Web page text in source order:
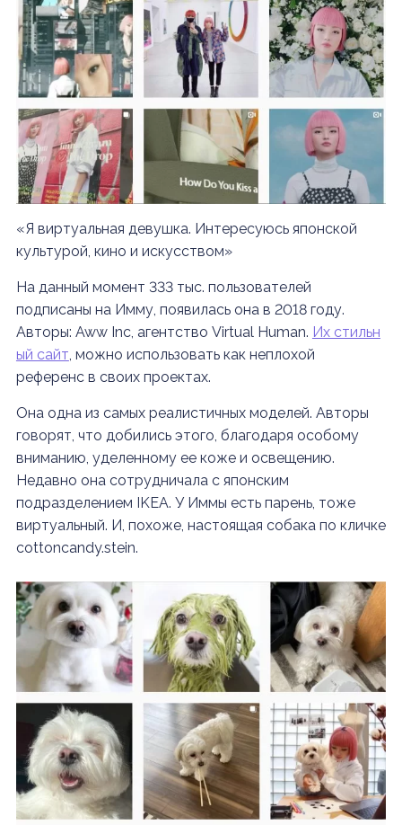
«Я виртуальная девушка. Интересуюсь японской
культурой, кино и искусством»
На данный момент 333 тыс. пользователей
подписаны на Имму, появилась она в 2018 году.
Авторы: Aww Inc, агентство Virtual Human. Их стильн
ый сайт, можно использовать как неплохой
референс в своих проектах.
Она одна из самых реалистичных моделей. Авторы
говорят, что добились этого, благодаря особому
вниманию, уделенному ее коже и освещению.
Недавно она сотрудничала с японским
подразделением IKEA. У Иммы есть парень, тоже
виртуальный. И, похоже, настоящая собака по кличке
cottoncandy.stein.